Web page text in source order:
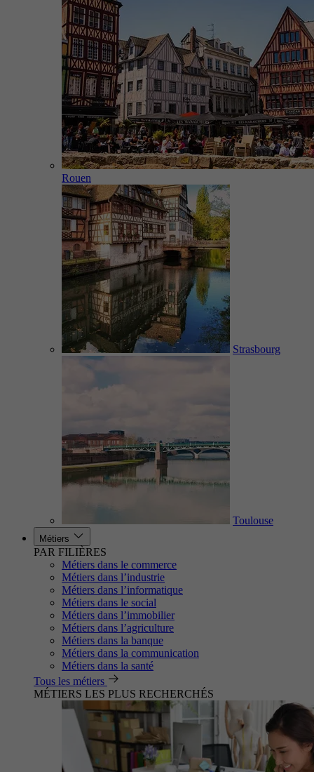
Rouen
Strasbourg
Toulouse
Métiers
PAR FILIÈRES
Métiers dans le commerce
Métiers dans l’industrie
Métiers dans l’informatique
Métiers dans le social
Métiers dans l’immobilier
Métiers dans l’agriculture
Métiers dans la banque
Métiers dans la communication
Métiers dans la santé
Tous les métiers
MÉTIERS LES PLUS RECHERCHÉS